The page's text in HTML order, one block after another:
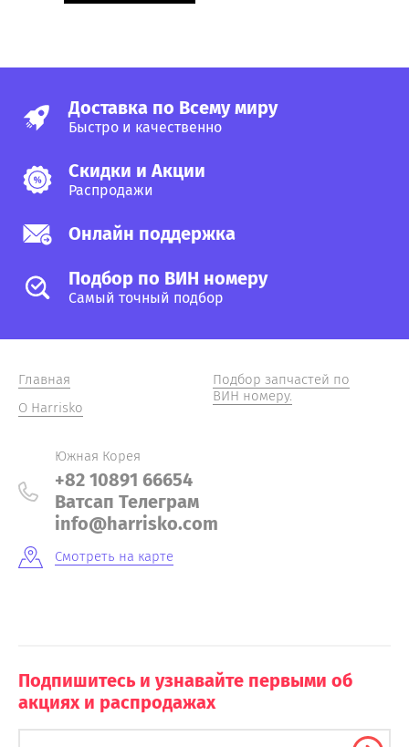
Доставка по Всему миру
Быстро и качественно
Скидки и Акции
Распродажи
Онлайн поддержка
Подбор по ВИН номеру
Самый точный подбор
Главная
О Harrisko
Подбор запчастей по
ВИН номеру.
Южная Корея
+82 10891 66654
Ватсап Телеграм
info@harrisko.com
Смотреть на карте
Подпишитесь и узнавайте первыми об
акциях и распродажах